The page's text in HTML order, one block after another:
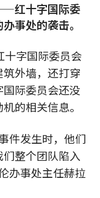
红十字国际委
事处的袭击。
十字国际委员会
外墙，还打穿
际委员会还没
的相关信息。
件发生时，他们
整个团队陷入
办事处主任赫拉